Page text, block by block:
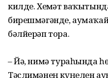
килде. Хеҙмәт
бирешмәгәнде,
бәлйерәп тора.
– Йә, нимә тураһында
Тәслимәнең күңелен